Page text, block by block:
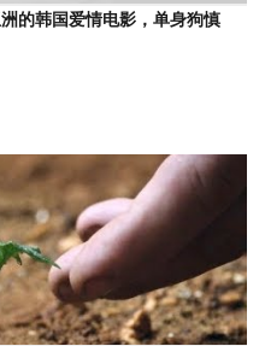
的韩国爱情电影，单身狗慎